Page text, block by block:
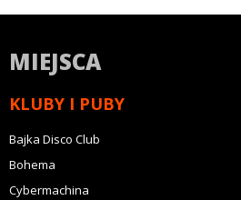
MIEJSCA
KLUBY I PUBY
Bajka Disco Club
Bohema
Cybermachina